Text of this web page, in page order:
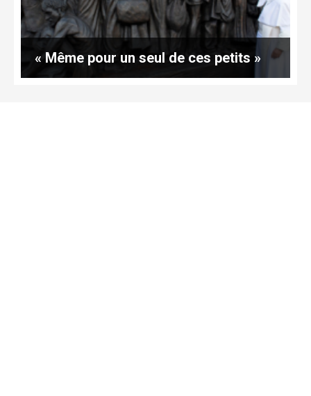
« Même pour un seul de ces petits »